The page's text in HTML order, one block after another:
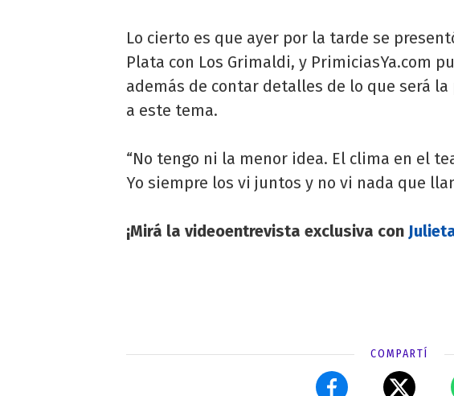
Lo cierto es que ayer por la tarde se
Plata con Los Grimaldi, y PrimiciasYa.com
además de contar detalles de lo que será
a este tema.
“No tengo ni la menor idea. El clima en el
Yo siempre los vi juntos y no vi nada que
¡Mirá la videoentrevista exclusiva con
COMPARTÍ